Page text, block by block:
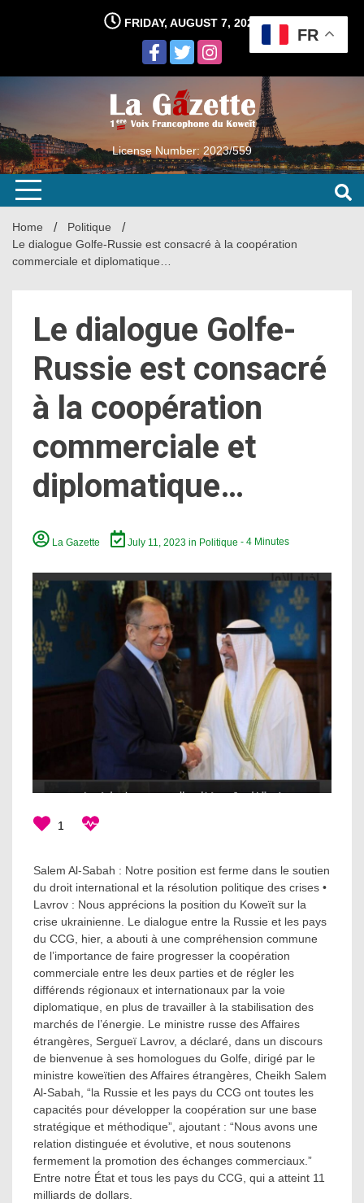
FRIDAY, AUGUST 7, 2026
License Number: 2023/559
Home
Politique
Le dialogue Golfe-Russie est consacré à la coopération
commerciale et diplomatique…
Le dialogue Golfe-
Russie est consacré
à la coopération
commerciale et
diplomatique…
La Gazette July 11, 2023in Politique - 4 Minutes
1
Salem Al-Sabah : Notre position est ferme dans le soutien
du droit international et la résolution politique des crises •
Lavrov : Nous apprécions la position du Koweït sur la
crise ukrainienne. Le dialogue entre la Russie et les pays
du CCG, hier, a abouti à une compréhension commune
de l’importance de faire progresser la coopération
commerciale entre les deux parties et de régler les
différends régionaux et internationaux par la voie
diplomatique, en plus de travailler à la stabilisation des
marchés de l’énergie. Le ministre russe des Affaires
étrangères, Sergueï Lavrov, a déclaré, dans un discours
de bienvenue à ses homologues du Golfe, dirigé par le
ministre koweïtien des Affaires étrangères, Cheikh Salem
Al-Sabah, “la Russie et les pays du CCG ont toutes les
capacités pour développer la coopération sur une base
stratégique et méthodique”, ajoutant : “Nous avons une
relation distinguée et évolutive, et nous soutenons
fermement la promotion des échanges commerciaux.”
Entre notre État et tous les pays du CCG, qui a atteint 11
milliards de dollars.
FR